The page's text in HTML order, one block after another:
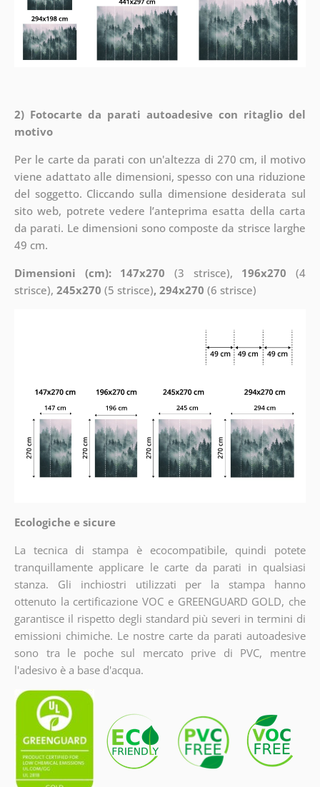
2) Fotocarte da parati autoadesive con ritaglio del
motivo
Per le carte da parati con un'altezza di 270 cm, il motivo
viene adattato alle dimensioni, spesso con una riduzione
del soggetto. Cliccando sulla dimensione desiderata sul
sito web, potrete vedere l’anteprima esatta della carta
da parati. Le dimensioni sono composte da strisce larghe
49 cm.
Dimensioni (cm): 147x270 (3 strisce), 196x270 (4
strisce), 245x270 (5 strisce), 294x270 (6 strisce)
Ecologiche e sicure
La tecnica di stampa è ecocompatibile, quindi potete
tranquillamente applicare le carte da parati in qualsiasi
stanza. Gli inchiostri utilizzati per la stampa hanno
ottenuto la certificazione VOC e GREENGUARD GOLD, che
garantisce il rispetto degli standard più severi in termini di
emissioni chimiche. Le nostre carte da parati autoadesive
sono tra le poche sul mercato prive di PVC, mentre
l'adesivo è a base d'acqua.